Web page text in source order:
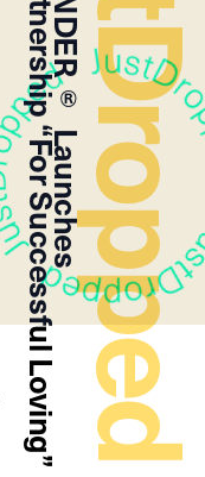
Creative Partnership “For Successful Loving”